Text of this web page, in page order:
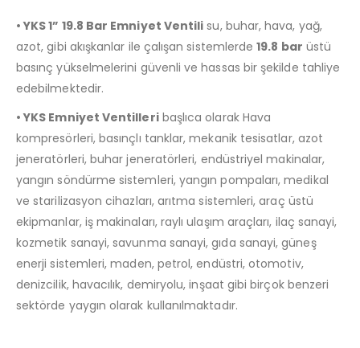
• YKS 1” 19.8 Bar Emniyet Ventili su, buhar, hava, yağ,
azot, gibi akışkanlar ile çalışan sistemlerde19.8 bar üstü
basınç yükselmelerini güvenli ve hassas bir şekilde tahliye
edebilmektedir.
• YKS Emniyet Ventilleribaşlıca olarak Hava
kompresörleri, basınçlı tanklar, mekanik tesisatlar, azot
jeneratörleri, buhar jeneratörleri, endüstriyel makinalar,
yangın söndürme sistemleri, yangın pompaları, medikal
ve starilizasyon cihazları, arıtma sistemleri, araç üstü
ekipmanlar, iş makinaları, raylı ulaşım araçları, ilaç sanayi,
kozmetik sanayi, savunma sanayi, gıda sanayi, güneş
enerji sistemleri, maden, petrol, endüstri, otomotiv,
denizcilik, havacılık, demiryolu, inşaat gibi birçok benzeri
sektörde yaygın olarak kullanılmaktadır.